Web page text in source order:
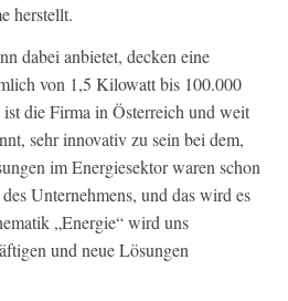
herstellt.
dabei anbietet, decken eine
von 1,5 Kilowatt bis 100.000
die Firma in Österreich und weit
sehr innovativ zu sein bei dem,
im Energiesektor waren schon
Unternehmens, und das wird es
„Energie“ wird uns
und neue Lösungen